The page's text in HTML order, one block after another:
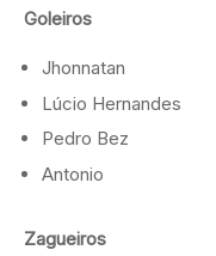
Goleiros
Jhonnatan
Lúcio Hernandes
Pedro Bez
Antonio
Zagueiros